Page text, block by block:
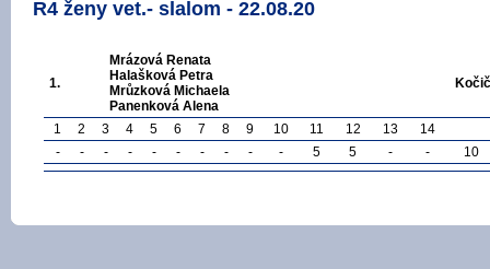
R4 ženy vet.- slalom - 22.08.20
1.
Mrázová Renata
Halašková Petra
Mrůzková Michaela
Panenková Alena
1 2 3 4 5 6 7 8 9 10 11 12 13
14
-
- - - - - - - - - 5 5 - - 10